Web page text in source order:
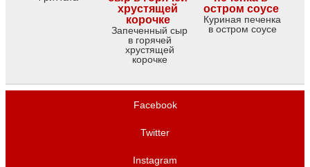
Запеченный сыр
в горячей
хрустящей
корочке
Куриная печенка
в остром соусе
Facebook
Twitter
Instagram